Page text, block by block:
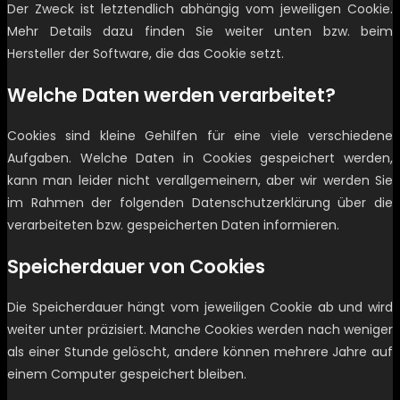
Der Zweck ist letztendlich abhängig vom jeweiligen Cookie.
Mehr Details dazu finden Sie weiter unten bzw. beim
Hersteller der Software, die das Cookie setzt.
Welche Daten werden verarbeitet?
Cookies sind kleine Gehilfen für eine viele verschiedene
Aufgaben. Welche Daten in Cookies gespeichert werden,
kann man leider nicht verallgemeinern, aber wir werden Sie
im Rahmen der folgenden Datenschutzerklärung über die
verarbeiteten bzw. gespeicherten Daten informieren.
Speicherdauer von Cookies
Die Speicherdauer hängt vom jeweiligen Cookie ab und wird
weiter unter präzisiert. Manche Cookies werden nach weniger
als einer Stunde gelöscht, andere können mehrere Jahre auf
einem Computer gespeichert bleiben.